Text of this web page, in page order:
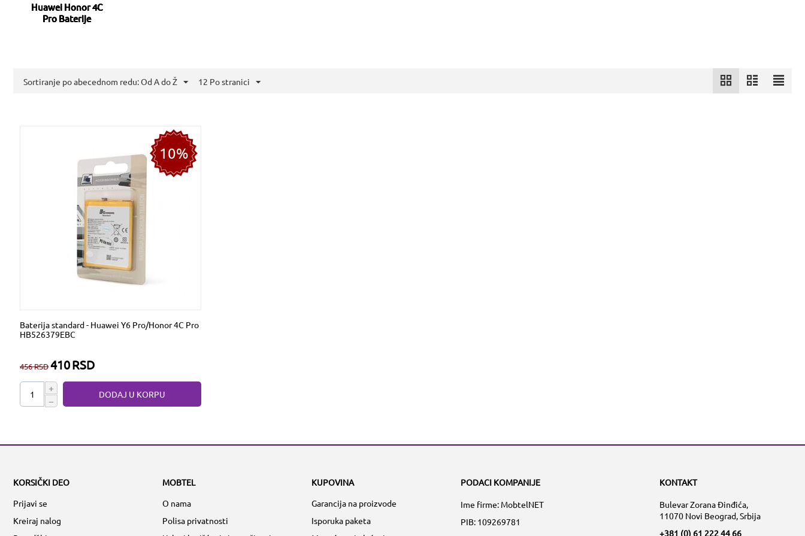
Huawei Honor 4C
Pro Baterije
Sortiranje po abecednom redu: Od A do Ž 12 Po stranici
10%
Baterija standard - Huawei Y6 Pro/Honor 4C Pro
HB526379EBC
456RSD410RSD
+
−
DODAJ U KORPU
KORSIČKI DEO
Prijavi se
Kreiraj nalog
MOBTEL
O nama
Polisa privatnosti
KUPOVINA
Garancija na proizvode
Isporuka paketa
PODACI KOMPANIJE
Ime firme: MobtelNET
PIB: 109269781
KONTAKT
Bulevar Zorana Đinđića,
11070 Novi Beograd, Srbija
+381 (0) 61 222 44 66